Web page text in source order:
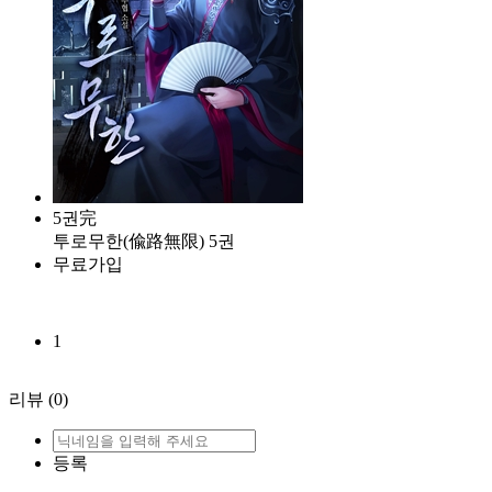
5권完
투로무한(偸路無限) 5권
무료가입
1
리뷰 (0)
등록